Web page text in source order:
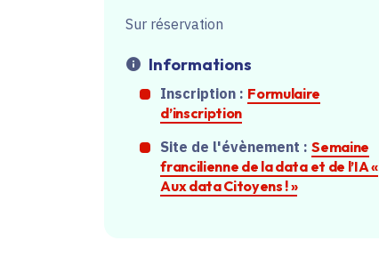
Sur réservation
Informations
Inscription : Formulaire
d’inscription
Site de l'évènement : Semaine
francilienne de la data et de l’IA «
Aux data Citoyens ! »